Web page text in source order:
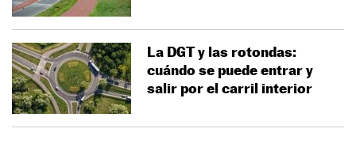
La DGT y las rotondas:
cuándo se puede entrar y
salir por el carril interior